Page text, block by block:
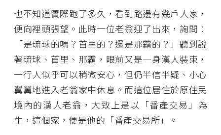
也不知道實際跑了多久，看到路邊有幾戶人家，
便向裡頭張望。此時一位老翁迎了出來，詢問：
「是琉球的嗎？首里的？還是那霸的？」聽到說
著琉球、首里、那霸，眼前又是一身漢人裝束，
一行人似乎可以稍微安心，但仍半信半疑、小心
翼翼地進入老翁家中休息。而這位居住於原住民
境內的漢人老翁，大致上是以「番產交易」為
生，這個家，便是他的「番產交易所」。